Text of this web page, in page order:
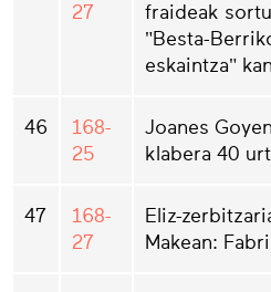
27
fraideak
"Besta-
eskaintza"
46
168-
25
Joanes
klabera 40
47
168-
27
Eliz-
Makean: